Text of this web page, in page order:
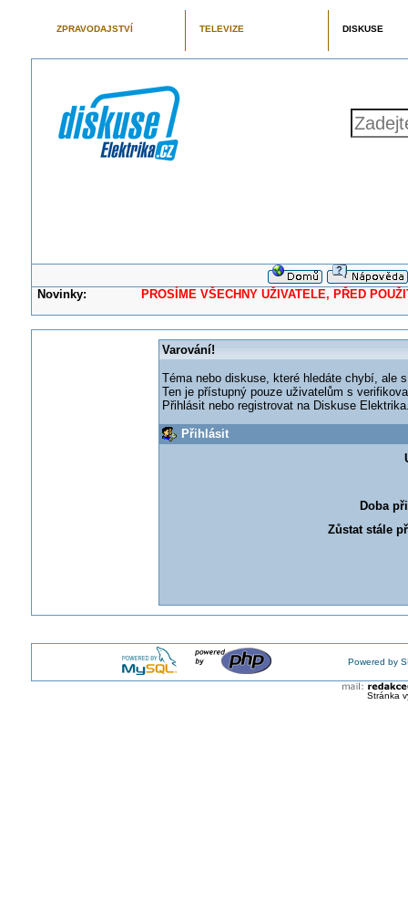
ZPRAVODAJSTVÍ TELEVIZE DISKUSE
Novinky: PROSÍME VŠECHNY UŽIVATELE, PŘED
Varování!
Téma nebo diskuse, které hledáte chybí, ale
Ten je přístupný pouze uživatelům s
Přihlásit nebo registrovat na Diskuse
Přihlásit
Doba
Zůstat stále
Powered by
Stránka